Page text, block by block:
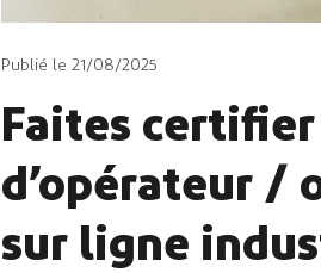
Publié le 21/08/2025
Faites
d’opérateur /
sur ligne